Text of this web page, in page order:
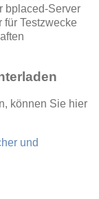
bplaced-Server
für Testzwecke
können Sie hier
und